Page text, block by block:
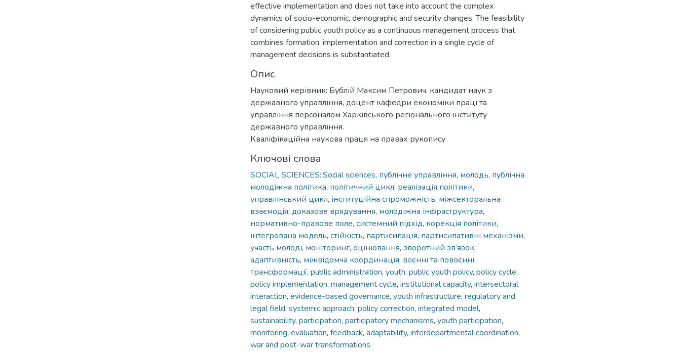
effective implementation and does not take into account the complex
dynamics of socio-economic, demographic and security changes. The feasibility
of considering public youth policy as a continuous management process that
combines formation, implementation and correction in a single cycle of
management decisions is substantiated.
Опис
Науковий керівник: Бублій Максим Петрович, кандидат наук з
державного управління, доцент кафедри економіки праці та
управління персоналом Харківського регіонального інституту
державного управління.
Кваліфікаційна наукова праця на правах рукопису
Ключові слова
SOCIAL SCIENCES::Social sciences, публічне управління, молодь, публічна
молодіжна політика, політичний цикл, реалізація політики,
управлінський цикл, інституційна спроможність, міжсекторальна
взаємодія, доказове врядування, молодіжна інфраструктура,
нормативно-правове поле, системний підхід, корекція політики,
інтегрована модель, стійкість, партисипація, партисипативні механізми,
участь молоді, моніторинг, оцінювання, зворотний зв’язок,
адаптивність, міжвідомча координація, воєнні та повоєнні
трансформації, public administration, youth, public youth policy, policy cycle,
policy implementation, management cycle, institutional capacity, intersectoral
interaction, evidence-based governance, youth infrastructure, regulatory and
legal field, systemic approach, policy correction, integrated model,
sustainability, participation, participatory mechanisms, youth participation,
monitoring, evaluation, feedback, adaptability, interdepartmental coordination,
war and post-war transformations